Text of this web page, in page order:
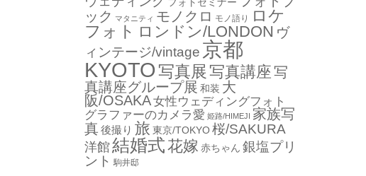
フォトセミナー
ック マタニティ モノクロ モノ語り
ロケ
フォト ロンドン/LONDON ヴ
ィンテージ/vintage 京都
KYOTO 写真展 写真講座写
真講座グループ展 和装 大
阪/OSAKA女性ウェディングフォト
グラファーのカメラ愛 姫路/HIMEJI 家族写
真 後撮り 旅 東京/TOKYO桜/SAKURA
洋館 結婚式花嫁 赤ちゃん 銀塩プリ
ント 駒井邸